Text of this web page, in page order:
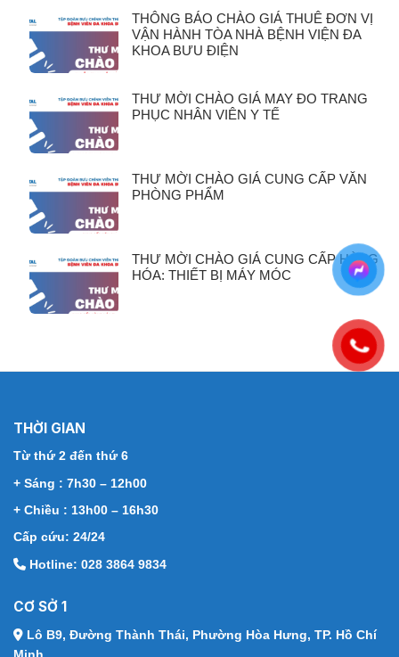
THÔNG BÁO CHÀO GIÁ THUÊ ĐƠN VỊ
VẬN HÀNH TÒA NHÀ BỆNH VIỆN ĐA
KHOA BƯU ĐIỆN
THƯ MỜI CHÀO GIÁ MAY ĐO TRANG
PHỤC NHÂN VIÊN Y TẾ
THƯ MỜI CHÀO GIÁ CUNG CẤP VĂN
PHÒNG PHẨM
THƯ MỜI CHÀO GIÁ CUNG CẤP HÀNG
HÓA: THIẾT BỊ MÁY MÓC
THỜI GIAN
Từ thứ 2 đến thứ 6
+ Sáng : 7h30 – 12h00
+ Chiều : 13h00 – 16h30
Cấp cứu: 24/24
Hotline: 028 3864 9834
CƠ SỞ 1
Lô B9, Đường Thành Thái, Phường Hòa Hưng, TP. Hồ Chí
Minh